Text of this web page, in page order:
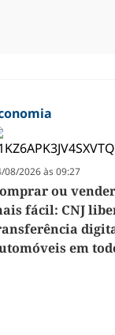
08/2026 às 09:27
ou
fácil: CNJ
em